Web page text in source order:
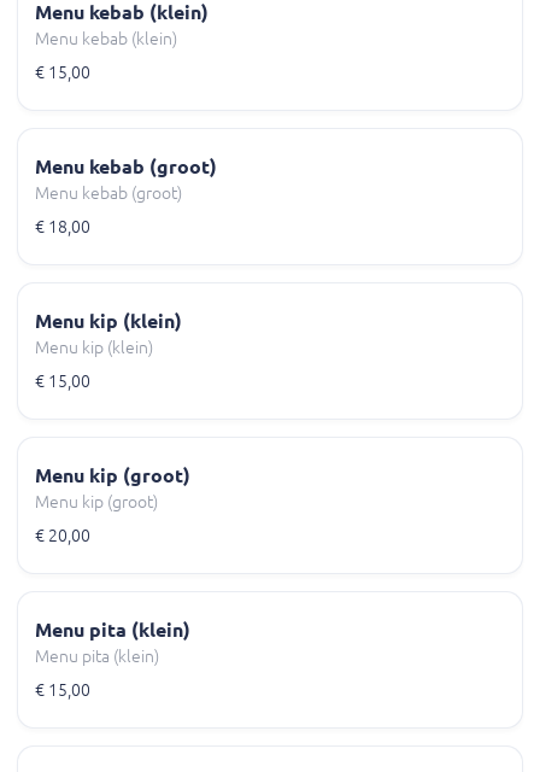
Menu kebab (klein)
Menu kebab (klein)
€ 15,00
Menu kebab (groot)
Menu kebab (groot)
€ 18,00
Menu kip (klein)
Menu kip (klein)
€ 15,00
Menu kip (groot)
Menu kip (groot)
€ 20,00
Menu pita (klein)
Menu pita (klein)
€ 15,00